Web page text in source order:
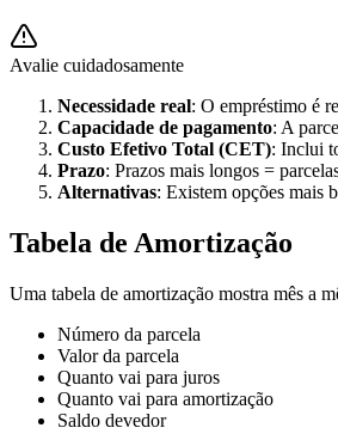
Avalie cuidadosamente
Necessidade real: O empréstimo é
Capacidade de pagamento: A
Custo Efetivo Total (CET): Inclui
Prazo: Prazos mais longos =
Alternativas: Existem opções mais
Tabela de Amortização
Uma tabela de amortização mostra mês a
Número da parcela
Valor da parcela
Quanto vai para juros
Quanto vai para amortização
Saldo devedor